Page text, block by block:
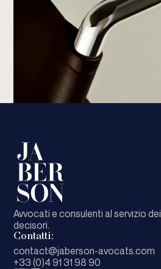
Avvocati e consulenti al servizio dei
decisori.
Contatti:
contact@jaberson-avocats.com
+33 (0)4 91 31 98 90